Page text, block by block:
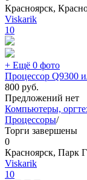
Красноярск,
Viskarik
10
+ Ещё 0 фото
Процессор Q9300
800 руб.
Предложений нет
Компьютеры,
Процессоры/
Торги завершены
0
Красноярск, Парк
Viskarik
10